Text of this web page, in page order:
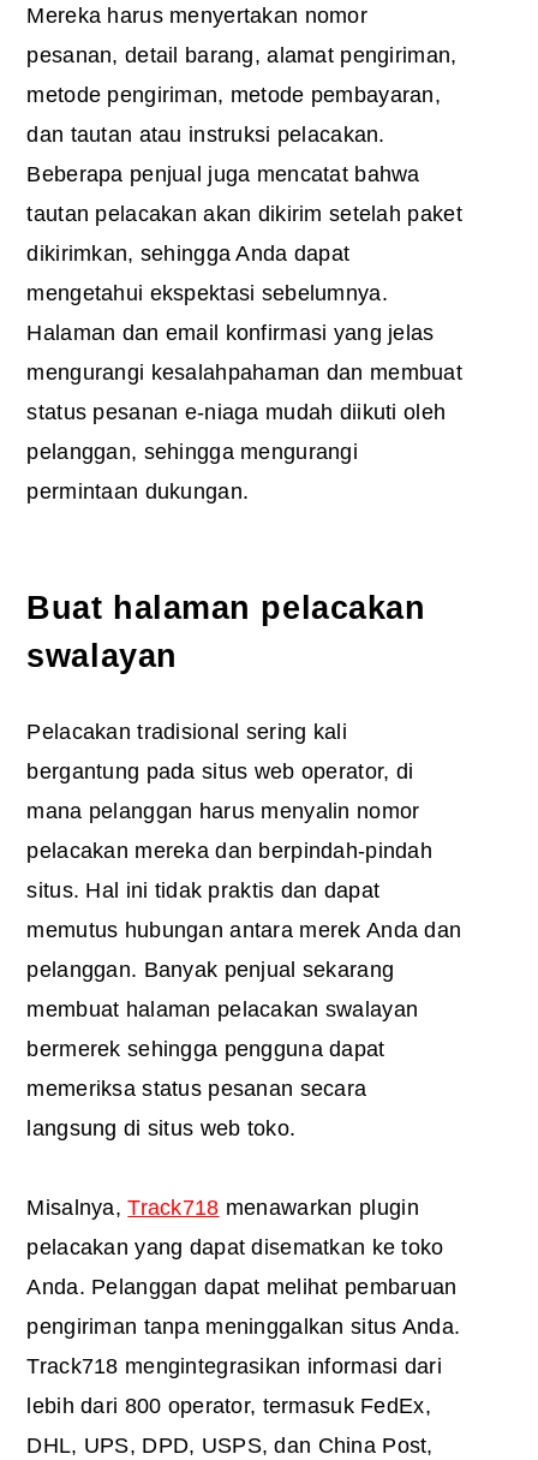
Mereka harus menyertakan nomor
pesanan, detail barang, alamat pengiriman,
metode pengiriman, metode pembayaran,
dan tautan atau instruksi pelacakan.
Beberapa penjual juga mencatat bahwa
tautan pelacakan akan dikirim setelah paket
dikirimkan, sehingga Anda dapat
mengetahui ekspektasi sebelumnya.
Halaman dan email konfirmasi yang jelas
mengurangi kesalahpahaman dan membuat
status pesanan e-niaga mudah diikuti oleh
pelanggan, sehingga mengurangi
permintaan dukungan.
Buat halaman pelacakan
swalayan
Pelacakan tradisional sering kali
bergantung pada situs web operator, di
mana pelanggan harus menyalin nomor
pelacakan mereka dan berpindah-pindah
situs. Hal ini tidak praktis dan dapat
memutus hubungan antara merek Anda dan
pelanggan. Banyak penjual sekarang
membuat halaman pelacakan swalayan
bermerek sehingga pengguna dapat
memeriksa status pesanan secara
langsung di situs web toko.
Misalnya,Track718 menawarkan plugin
pelacakan yang dapat disematkan ke toko
Anda. Pelanggan dapat melihat pembaruan
pengiriman tanpa meninggalkan situs Anda.
Track718 mengintegrasikan informasi dari
lebih dari 800 operator, termasuk FedEx,
DHL, UPS, DPD, USPS, dan China Post,